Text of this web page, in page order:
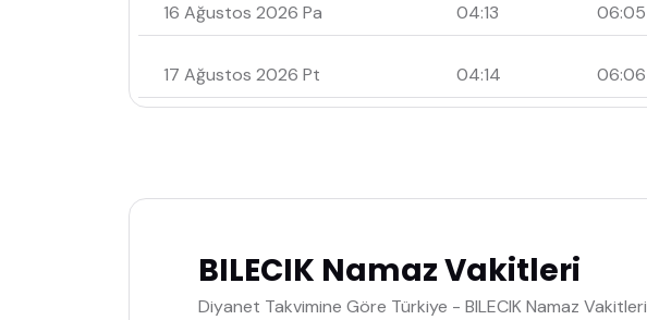
16 Ağustos 2026 Pa 04:13 06:05
17 Ağustos 2026 Pt 04:14 06:06
BILECIK Namaz Vakitleri
Diyanet Takvimine Göre Türkiye - BILECIK Namaz Vakitleri